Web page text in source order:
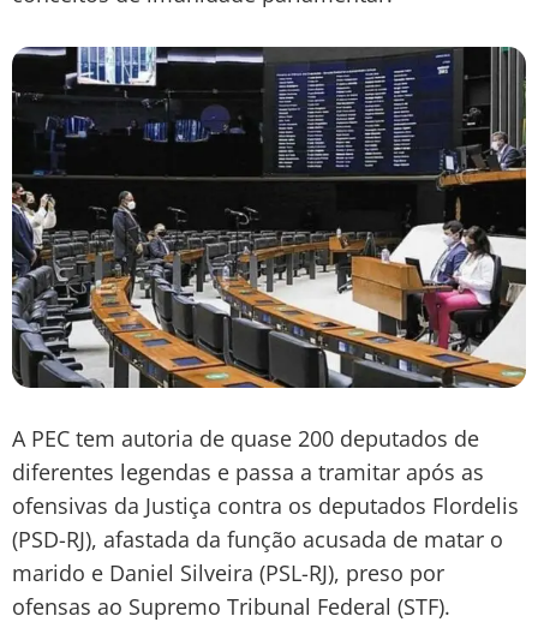
A PEC tem autoria de quase 200 deputados de
diferentes legendas e passa a tramitar após as
ofensivas da Justiça contra os deputados Flordelis
(PSD-RJ), afastada da função acusada de matar o
marido e Daniel Silveira (PSL-RJ), preso por
ofensas ao Supremo Tribunal Federal (STF).